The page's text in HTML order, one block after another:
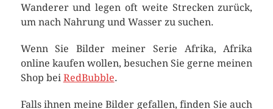
Wanderer und legen oft weite Strecken zurück,
um nach Nahrung und Wasser zu suchen.
Wenn Sie Bilder meiner Serie Afrika, Afrika
online kaufen wollen, besuchen Sie gerne meinen
Shop bei RedBubble.
Falls ihnen meine Bilder gefallen, finden Sie auch